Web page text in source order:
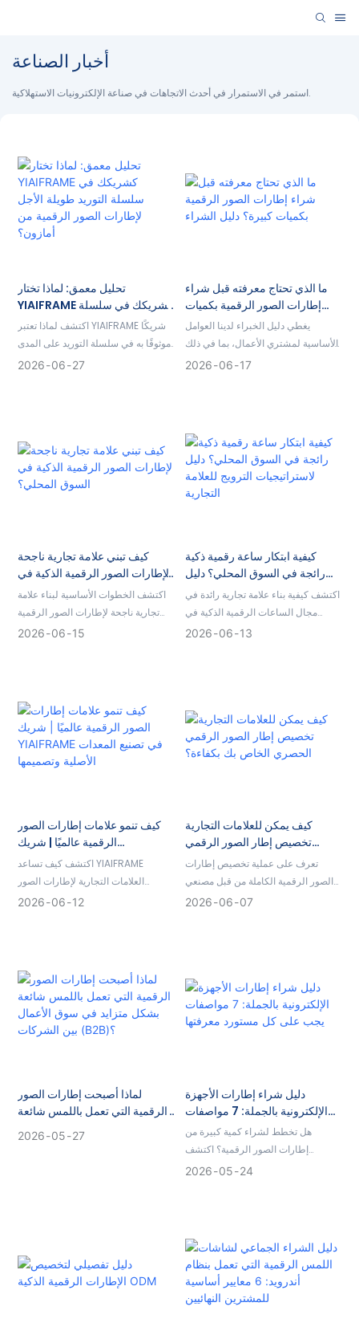
أخبار الصناعة
استمر في الاستمرار في أحدث الاتجاهات في صناعة الإلكترونيات الاستهلاكية.
تحليل معمق: لماذا تختار
YIAIFRAME كشريكك في سلسلة
التوريد طويلة الأجل لإطارات
الصور الرقمية من أمازون؟
اكتشف لماذا تعتبر YIAIFRAME شريكًا
موثوقًا به في سلسلة التوريد على المدى
الطويل لبائعي إطارات الصور الرقمية
2026 06 27
ما الذي تحتاج معرفته قبل شراء
إطارات الصور الرقمية بكميات
كبيرة؟ دليل الشراء
يغطي دليل الخبراء لدينا العوامل
الأساسية لمشتري الأعمال، بما في ذلك
مواصفات الشاشة وأنظمة البرامج
2026 06 17
كيف تبني علامة تجارية ناجحة
لإطارات الصور الرقمية الذكية في
السوق المحلي؟
اكتشف الخطوات الأساسية لبناء علامة
تجارية ناجحة لإطارات الصور الرقمية
الذكية في السوق المحلي. بدءًا من تحديد
2026 06 15
كيفية ابتكار ساعة رقمية ذكية
رائجة في السوق المحلي؟ دليل
لاستراتيجيات الترويج للعلامة
التجارية
اكتشف كيفية بناء علامة تجارية رائدة في
مجال الساعات الرقمية الذكية في
الأسواق المحلية. يقدم هذا الدليل
2026 06 13
كيف تنمو علامات إطارات الصور
الرقمية عالميًا | شريك
YIAIFRAME في تصنيع المعدات
الأصلية وتصميمها
اكتشف كيف تساعد YIAIFRAME
العلامات التجارية لإطارات الصور
الرقمية على التوسع عالميًا من خلال
2026 06 12
كيف يمكن للعلامات التجارية
تخصيص إطار الصور الرقمي
الحصري الخاص بك بكفاءة؟
تعرف على عملية تخصيص إطارات
الصور الرقمية الكاملة من قبل مصنعي
المعدات الأصلية (OEM) ومصنعي
2026 06 07
لماذا أصبحت إطارات الصور
الرقمية التي تعمل باللمس شائعة
بشكل متزايد في سوق الأعمال بين
2026 05 27
دليل شراء إطارات الأجهزة
الإلكترونية بالجملة: 7 مواصفات
يجب على كل مستورد معرفتها
هل تخطط لشراء كمية كبيرة من
إطارات الصور الرقمية؟ اكتشف
المواصفات الستة الأساسية للأجهزة
2026 05 24